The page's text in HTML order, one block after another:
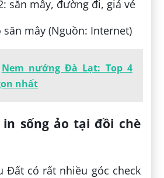
săn mây (Nguồn: Internet)
Nem nướng Đà Lạt: Top 4
nhất
in sống ảo tại đồi chè
Đất có rất nhiều góc check